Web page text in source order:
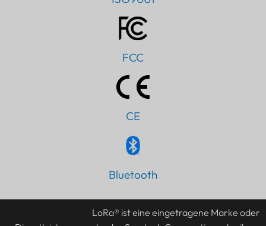
FCC
CE
Bluetooth
LoRa® ist eine eingetragene Marke oder
AR